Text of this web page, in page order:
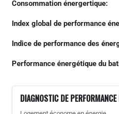
Consommation énergertique:
Index global de performance
Indice de performance des
Performance énergétique du
DIAGNOSTIC DE